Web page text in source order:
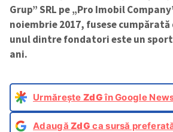
Grup” SRL pe „Pro Imobil
noiembrie 2017, fusesecumpărată
unul dintre fondatori este un
ani.
Urmărește ZdGîn Google
AdaugăZdG ca sursă